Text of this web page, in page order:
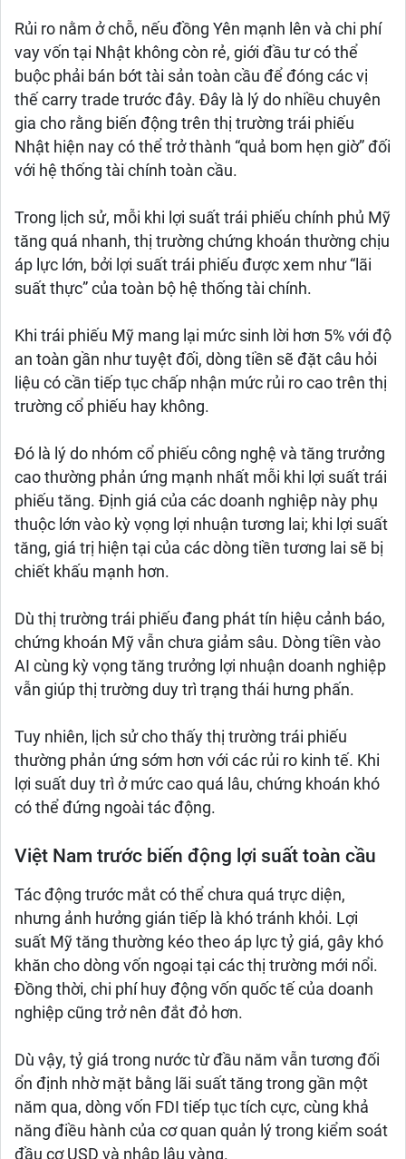
Rủi ro nằm ở chỗ, nếu đồng Yên mạnh lên và chi phí
vay vốn tại Nhật không còn rẻ, giới đầu tư có thể
buộc phải bán bớt tài sản toàn cầu để đóng các vị
thế carry trade trước đây. Đây là lý do nhiều chuyên
gia cho rằng biến động trên thị trường trái phiếu
Nhật hiện nay có thể trở thành “quả bom hẹn giờ” đối
với hệ thống tài chính toàn cầu.
Trong lịch sử, mỗi khi lợi suất trái phiếu chính phủ Mỹ
tăng quá nhanh, thị trường chứng khoán thường chịu
áp lực lớn, bởi lợi suất trái phiếu được xem như “lãi
suất thực” của toàn bộ hệ thống tài chính.
Khi trái phiếu Mỹ mang lại mức sinh lời hơn 5% với độ
an toàn gần như tuyệt đối, dòng tiền sẽ đặt câu hỏi
liệu có cần tiếp tục chấp nhận mức rủi ro cao trên thị
trường cổ phiếu hay không.
Đó là lý do nhóm cổ phiếu công nghệ và tăng trưởng
cao thường phản ứng mạnh nhất mỗi khi lợi suất trái
phiếu tăng. Định giá của các doanh nghiệp này phụ
thuộc lớn vào kỳ vọng lợi nhuận tương lai; khi lợi suất
tăng, giá trị hiện tại của các dòng tiền tương lai sẽ bị
chiết khấu mạnh hơn.
Dù thị trường trái phiếu đang phát tín hiệu cảnh báo,
chứng khoán Mỹ vẫn chưa giảm sâu. Dòng tiền vào
AI cùng kỳ vọng tăng trưởng lợi nhuận doanh nghiệp
vẫn giúp thị trường duy trì trạng thái hưng phấn.
Tuy nhiên, lịch sử cho thấy thị trường trái phiếu
thường phản ứng sớm hơn với các rủi ro kinh tế. Khi
lợi suất duy trì ở mức cao quá lâu, chứng khoán khó
có thể đứng ngoài tác động.
Việt Nam trước biến động lợi suất toàn cầu
Tác động trước mắt có thể chưa quá trực diện,
nhưng ảnh hưởng gián tiếp là khó tránh khỏi. Lợi
suất Mỹ tăng thường kéo theo áp lực tỷ giá, gây khó
khăn cho dòng vốn ngoại tại các thị trường mới nổi.
Đồng thời, chi phí huy động vốn quốc tế của doanh
nghiệp cũng trở nên đắt đỏ hơn.
Dù vậy, tỷ giá trong nước từ đầu năm vẫn tương đối
ổn định nhờ mặt bằng lãi suất tăng trong gần một
năm qua, dòng vốn FDI tiếp tục tích cực, cùng khả
năng điều hành của cơ quan quản lý trong kiểm soát
đầu cơ USD và nhập lậu vàng.